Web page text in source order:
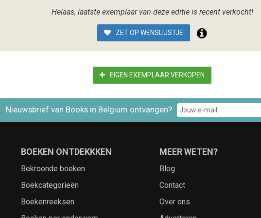
Helaas, laatste exemplaar van deze editie is recent verkocht!
ZET OP WENSLIJSTJE
EIGEN EXEMPLAAR VERKOPEN
Nieuwsbrief van Books in Belgium ontvangen?
BOEKEN ONTDEKKKEN
Bekroonde boeken
Boekcategorieën
Boekenreeksen
MEER WETEN?
Blog
Contact
Over ons